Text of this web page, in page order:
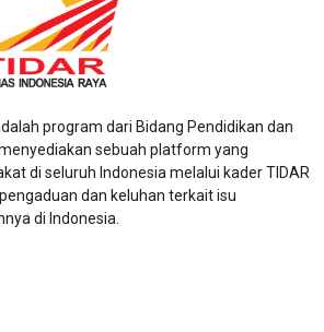
program dari Bidang Pendidikan dan
sebuah platform yang
di seluruh Indonesia melalui kader TIDAR
dan keluhan terkait isu
di Indonesia.